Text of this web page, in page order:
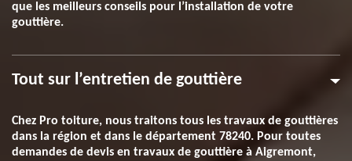
que les meilleurs conseils pour l’installation de votre
gouttière.
Tout sur l’entretien de gouttière
Chez Pro toiture, nous traitons tous les travaux de gouttières
dans la région et dans le département 78240. Pour toutes
demandes de devis en travaux de gouttière à Aigremont,